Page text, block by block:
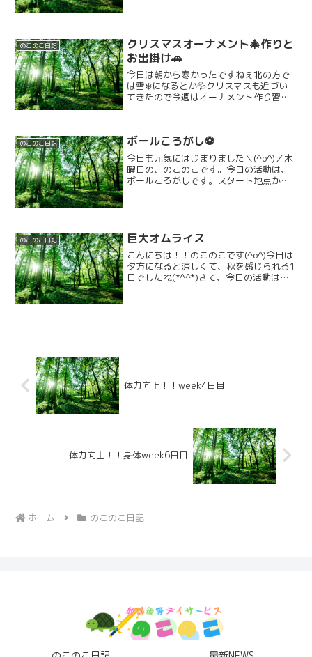
のこのこ日記
クリスマスオーナメント🎄作りと
お出掛け🚗
今日は朝から寒かったですねぇ北の方で
は雪❄️になるとか💦クリスマスも近づい
てきたので今週はオーナメント作り習慣
を貼ったり、ペンでお絵...
のこのこ日記 ボールころがし⚽️
今日も元気にはじまりました＼(^o^)／木
曜日の、のこのこです。今日の活動は、
ボールころがしです。スタート地点か
のこのこ日記 巨大オムライス
こんにちは！！のこのこです(^o^)今日は
夕方になると涼しくて、秋を感じられる1
日でしたね(*^^*)さて、今日の活動は、
体力向上！！week4日目
体力向上！！身体week6日目
ホーム のこのこ日記